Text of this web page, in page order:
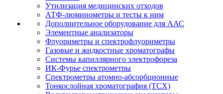
Утилизация медицинских отходов
АТФ-люминометры и тесты к ним
Дополнительное оборудование для ААС
Элементные анализаторы
Флуориметры и спектрофлуориметры
Газовые и жидкостные хроматографы
Системы капиллярного электрофореза
ИК-Фурье спектрометры
Спектрометры атомно-абсорбционные
Тонкослойная хроматография (ТСХ)